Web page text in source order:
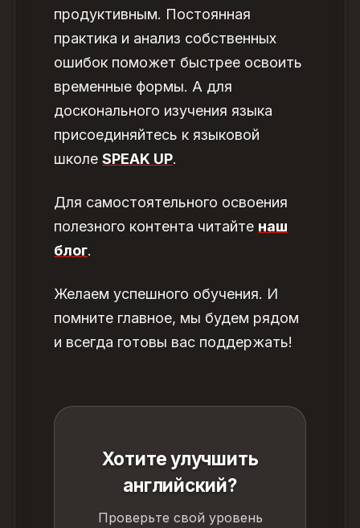
продуктивным. Постоянная
практика и анализ собственных
ошибок поможет быстрее освоить
временные формы. А для
досконального изучения языка
присоединяйтесь к языковой
школеSPEAK UP.
Для самостоятельного освоения
полезного контента читайте наш
блог.
Желаем успешного обучения. И
помните главное, мы будем рядом
и всегда готовы вас поддержать!
Хотите улучшить
английский?
Проверьте свой уровень